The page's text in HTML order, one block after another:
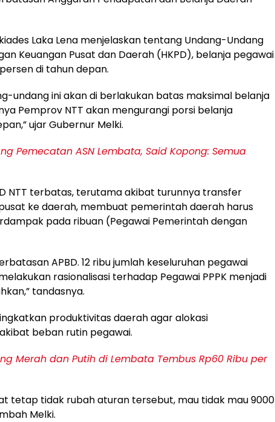
Laka Lena menjelaskan tentang Undang-Undang
Keuangan Pusat dan Daerah (HKPD), belanja pegawai
di tahun depan.
undang ini akan di berlakukan batas maksimal belanja
Pemprov NTT akan mengurangi porsi belanja
ujar Gubernur Melki.
Pemecatan ASN Lembata, Said Kopong: Semua
NTT terbatas, terutama akibat turunnya transfer
ke daerah, membuat pemerintah daerah harus
pada ribuan (Pegawai Pemerintah dengan
APBD. 12 ribu jumlah keseluruhan pegawai
rasionalisasi terhadap Pegawai PPPK menjadi
tandasnya.
produktivitas daerah agar alokasi
beban rutin pegawai.
Merah dan Putih di Lembata Tembus Rp60 Ribu per
tetap tidak rubah aturan tersebut, mau tidak mau 9000
Melki.